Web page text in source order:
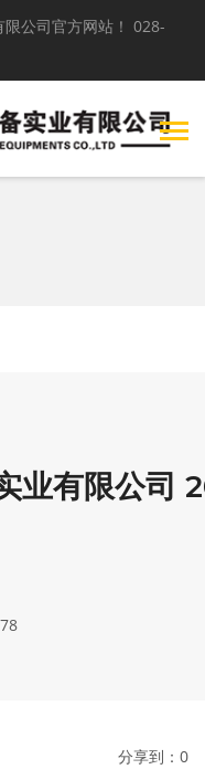
公司官方网站！ 028-
业有限公司
分享到： 0